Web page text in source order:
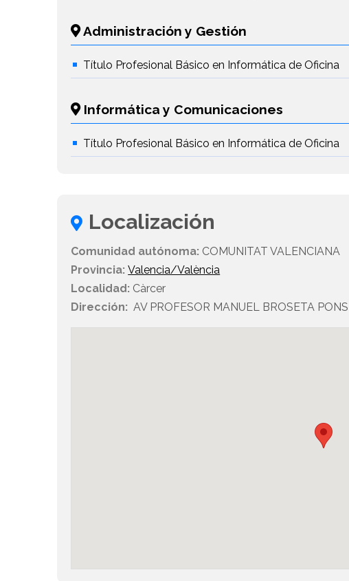
Administración y Gestión
Título Profesional Básico en Informática de Oficina
Informática y Comunicaciones
Título Profesional Básico en Informática de Oficina
Localización
Comunidad autónoma: COMUNITAT VALENCIANA
Provincia: Valencia/València
Localidad: Càrcer
Dirección: AV PROFESOR MANUEL BROSETA